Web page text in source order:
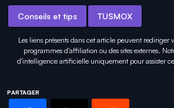
Conseils et tips TUSMOX
Les liens présents dans cet article peuvent rediriger
programmes d'affiliation ou des sites externes.
d'intelligence artificielle uniquement pourassister
PARTAGER